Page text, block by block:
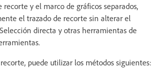
y el marco de gráficos separados,
el trazado de recorte sin alterar el
directa y otras herramientas de
puede utilizar los métodos siguientes: